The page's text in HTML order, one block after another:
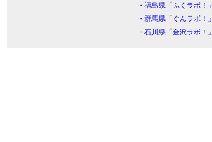
・福島県「ふくラボ！」
・群馬県「ぐんラボ！」
・石川県「金沢ラボ！」